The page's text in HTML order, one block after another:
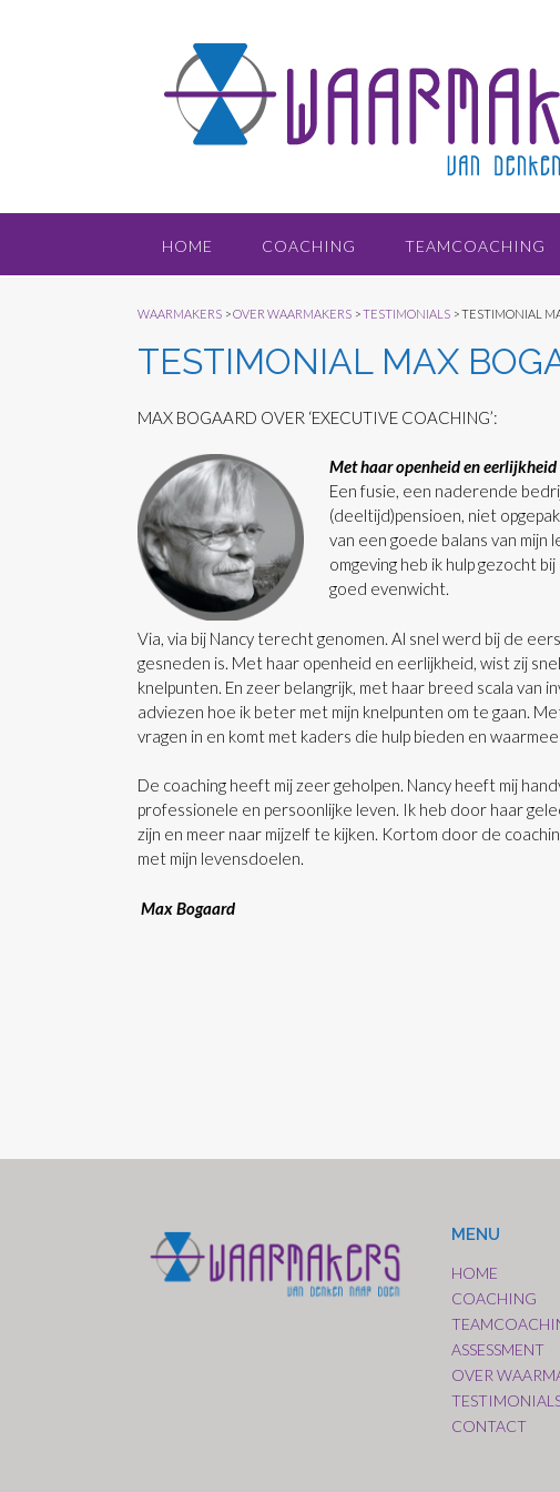
HOME COACHING TEAMCOACHING
WAARMAKERS >OVER WAARMAKERS >TESTIMONIALS >TESTIMONIAL
TESTIMONIAL MAX
MAX BOGAARD OVER ‘EXECUTIVE COACHING’:
Met haar openheid en
Een fusie, een naderende
(deeltijd)pensioen, niet
van een goede balans van mijn
omgeving heb ik hulp gezocht
goed evenwicht.
Via, via bij Nancy terecht genomen. Al snel werd bij de
gesneden is. Met haar openheid en eerlijkheid, wist zij
knelpunten. En zeer belangrijk, met haar breed scala van
adviezen hoe ik beter met mijn knelpunten om te gaan.
vragen in en komt met kaders die hulp bieden en
De coaching heeft mij zeer geholpen. Nancy heeft mij
professionele en persoonlijke leven. Ik heb door haar
zijn en meer naar mijzelf te kijken. Kortom door de
met mijn levensdoelen.
Max Bogaard
MENU
HOME
COACHING
ASSESSMENT
OVER
CONTACT